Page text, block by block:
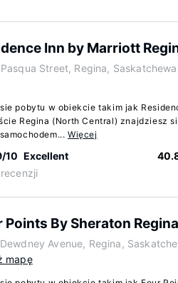
Inn by Marriott
Street, Regina,
pobytu w obiekcie takim jak
Regina (North Central) znajdziesz
Więcej
10 Excellent
Points By Sheraton Regina
Avenue, Regina,
mapę